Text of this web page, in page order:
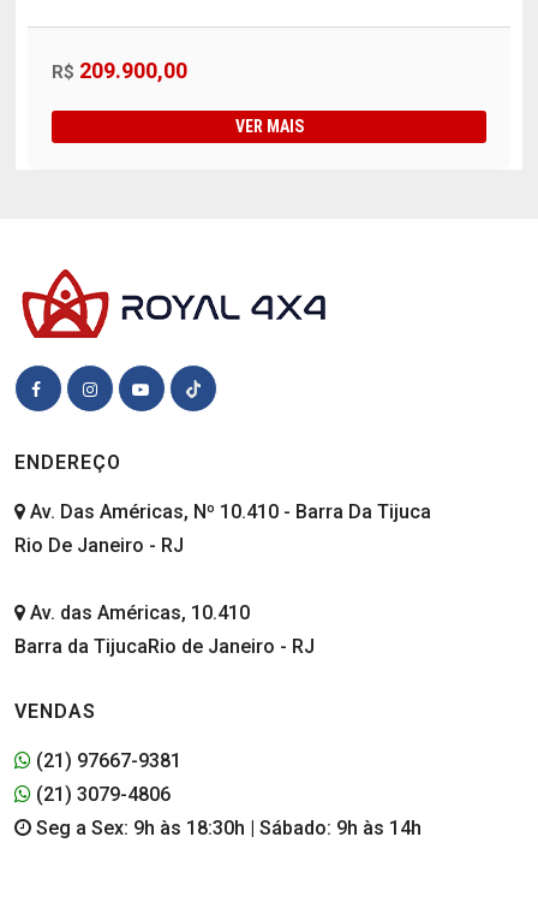
R$ 209.900,00
VER MAIS
ENDEREÇO
Av. Das Américas, Nº 10.410 - Barra Da Tijuca
Rio De Janeiro - RJ
Av. das Américas, 10.410
Barra da TijucaRio de Janeiro - RJ
VENDAS
(21) 97667-9381
(21) 3079-4806
Seg a Sex: 9h às 18:30h | Sábado: 9h às 14h